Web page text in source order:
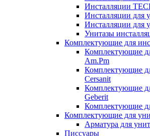
Инсталляции
Инсталляции для
Инсталляции для
Унитазы
Комплектующие для
Комплектующие
Am.Pm
Комплектующие
Cersanit
Комплектующие
Geberit
Комплектующие
Комплектующие для
Арматура для
Писсуары